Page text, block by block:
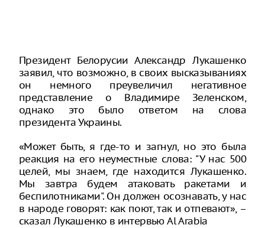
Президент Белорусии Александр Лукашенко
заявил, что возможно, в своих высказываниях
он немного преувеличил негативное
представление о Владимире Зеленском,
однако это было ответом на слова
президента Украины.
«Может быть, я где-то и загнул, но это была
реакция на его неуместные слова: "У нас 500
целей, мы знаем, где находится Лукашенко.
Мы завтра будем атаковать ракетами и
беспилотниками". Он должен осознавать, у нас
в народе говорят: как поют, так и отпевают», –
сказал Лукашенко в интервью Al Arabia